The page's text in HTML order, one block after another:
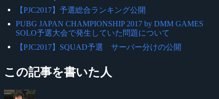
【PJC2017】予選総合ランキング公開
PUBG JAPAN CHAMPIONSHIP 2017 by DMM GAMES
SOLO予選大会で発生していた問題について
【PJC2017】SQUAD予選 サーバー分けの公開
この記事を書いた人